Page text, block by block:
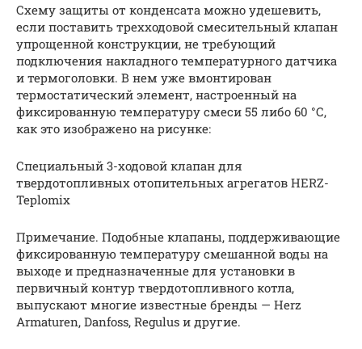
Схему защиты от конденсата можно удешевить,
если поставить трехходовой смесительный клапан
упрощенной конструкции, не требующий
подключения накладного температурного датчика
и термоголовки. В нем уже вмонтирован
термостатический элемент, настроенный на
фиксированную температуру смеси 55 либо 60 °С,
как это изображено на рисунке:
Специальный 3-ходовой клапан для
твердотопливных отопительных агрегатов HERZ-
Teplomix
Примечание. Подобные клапаны, поддерживающие
фиксированную температуру смешанной воды на
выходе и предназначенные для установки в
первичный контур твердотопливного котла,
выпускают многие известные бренды — Herz
Armaturen, Danfoss, Regulus и другие.